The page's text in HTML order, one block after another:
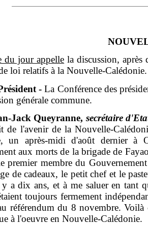
du jour appelle la discussion,
loi relatifs à la Nouvelle-Calédonie.
-La Conférence des
générale commune.
Jack Queyranne, secrétaire
de l'avenir de la Nouvelle-
un après-midi d'août dernier à
aux morts de la brigade de
premier membre du
de cadeaux, le petit chef et le
a dix ans, et à me saluer en tant
toujours fermement
référendum du 8 novembre. Voilà
à l'oeuvre en Nouvelle-Calédonie.